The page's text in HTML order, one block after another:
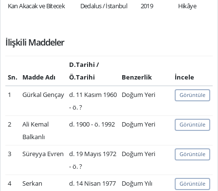
Kan Akacak ve Bitecek
Dedalus / İstanbul 2019 Hikâye
İlişkili Maddeler
Sn. Madde Adı
D.Tarihi /
Ö.Tarihi
Benzerlik
İncele
1
Gürkal Gençay d. 11 Kasım 1960
- ö. ?
Doğum Yeri Görüntüle
2
Ali Kemal
Balkanlı
d. 1900 - ö. 1992 Doğum Yeri Görüntüle
3 Süreyya Evren
d. 19 Mayıs 1972
- ö. ?
Doğum Yeri Görüntüle
4
Serkan
d. 14 Nisan 1977
Doğum Yılı Görüntüle